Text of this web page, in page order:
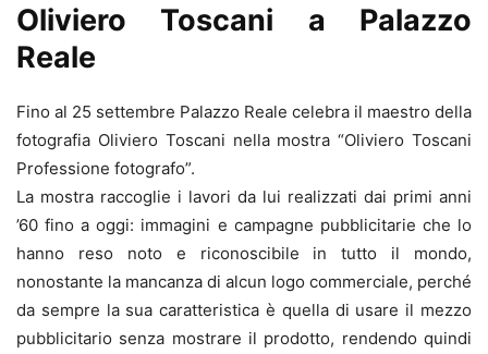
Oliviero Toscani a Palazzo
Reale
Fino al 25 settembre Palazzo Reale celebra il maestro della
fotografia Oliviero Toscani nella mostra “Oliviero Toscani
Professione fotografo”.
La mostra raccoglie i lavori da lui realizzati dai primi anni
’60 fino a oggi: immagini e campagne pubblicitarie che lo
hanno reso noto e riconoscibile in tutto il mondo,
nonostante la mancanza di alcun logo commerciale, perché
da sempre la sua caratteristica è quella di usare il mezzo
pubblicitario senza mostrare il prodotto, rendendo quindi